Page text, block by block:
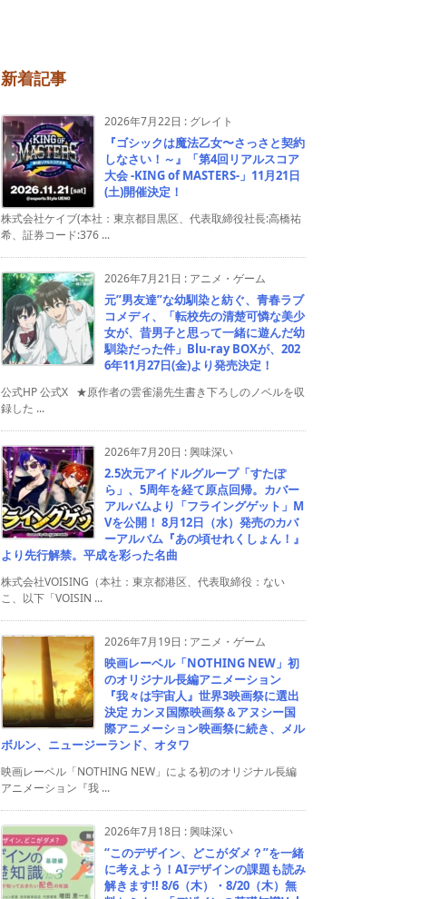
新着記事
2026年7月22日 : グレイト
『ゴシックは魔法乙女〜さっさと契約
しなさい！～』「第4回リアルスコア
大会 -KING of MASTERS-」11月21日
(土)開催決定！
株式会社ケイブ(本社：東京都目黒区、代表取締役社長:高橋祐
希、証券コード:376 ...
2026年7月21日 : アニメ・ゲーム
元”男友達”な幼馴染と紡ぐ、青春ラブ
コメディ、「転校先の清楚可憐な美少
女が、昔男子と思って一緒に遊んだ幼
馴染だった件」Blu-ray BOXが、202
6年11月27日(金)より発売決定！
公式HP 公式X ★原作者の雲雀湯先生書き下ろしのノベルを収
録した ...
2026年7月20日 :興味深い
2.5次元アイドルグループ「すたぽ
ら」、5周年を経て原点回帰。カバー
アルバムより「フライングゲット」M
Vを公開！ 8月12日（水）発売のカバ
ーアルバム『あの頃せれくしょん！』
より先行解禁。平成を彩った名曲
株式会社VOISING（本社：東京都港区、代表取締役：ない
こ、以下「VOISIN ...
2026年7月19日 : アニメ・ゲーム
映画レーベル「NOTHING NEW」初
のオリジナル長編アニメーション
『我々は宇宙人』世界3映画祭に選出
決定 カンヌ国際映画祭＆アヌシー国
際アニメーション映画祭に続き、メル
ボルン、ニュージーランド、オタワ
映画レーベル「NOTHING NEW」による初のオリジナル長編
アニメーション『我 ...
2026年7月18日 :興味深い
“このデザイン、どこがダメ？”を一緒
に考えよう！AIデザインの課題も読み
解きます!! 8/6（木）・8/20（木）無